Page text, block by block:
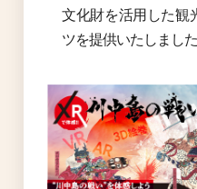
文化財を活用した観
ツを提供いたしました